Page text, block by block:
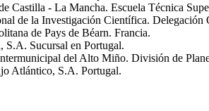
Castilla - La Mancha. Escuela Técnica
de la Investigación Científica. Delegación
de Pays de Béarn. Francia.
S.A. Sucursal en Portugal.
del Alto Miño. División de
Atlántico, S.A. Portugal.